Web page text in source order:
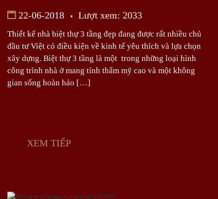
22-06-2018 Lượt xem: 2033
Thiết kế nhà biệt thự 3 tầng đẹp đang được rất nhiều chủ
đầu tư Việt có điều kiện về kinh tế yêu thích và lựa chọn
xây dựng. Biệt thự 3 tầng là một trong những loại hình
công trình nhà ở mang tính thẩm mỹ cao và một không
gian sống hoàn hảo […]
XEM TIẾP